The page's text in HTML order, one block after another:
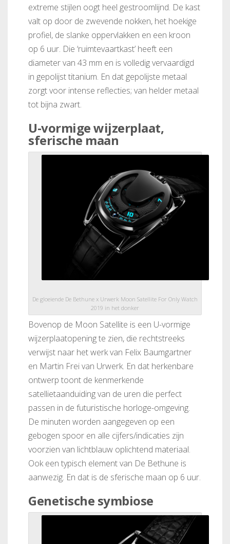
extreme stijlen oogt heel gestroomlijnd. De kast
valt op door de zwevende nokken, het hoekige
profiel, de slanke oppervlakken en een kroon
op 6 uur. Die ‘ruimtevaartkast’ heeft een
diameter van 43 mm en is volledig vervaardigd
in gepolijst titanium. En dat gepolijste metaal
zorgt voor intense reflecties; van helder metaal
tot bijna zwart.
U-vormige wijzerplaat,
sferische maan
De gloeiende De Bethune x Urwerk Moon Satellite For Only Watch
2019 in het donker
Bovenop de Moon Satellite is een U-vormige
wijzerplaatopening te zien, die rechtstreeks
verwijst naar het werk van Felix Baumgartner
en Martin Frei van Urwerk. En dat herkenbare
ontwerp toont de kenmerkende
satellietaanduiding van de uren die perfect
passen in de futuristische horloge-omgeving.
De minuten worden aangegeven op een
gebogen spoor en alle cijfers/indicaties zijn
voorzien van lichtblauw oplichtend materiaal.
Ook een typisch element van De Bethune is
aanwezig. En dat is de sferische maan op 6 uur.
Genetische symbiose